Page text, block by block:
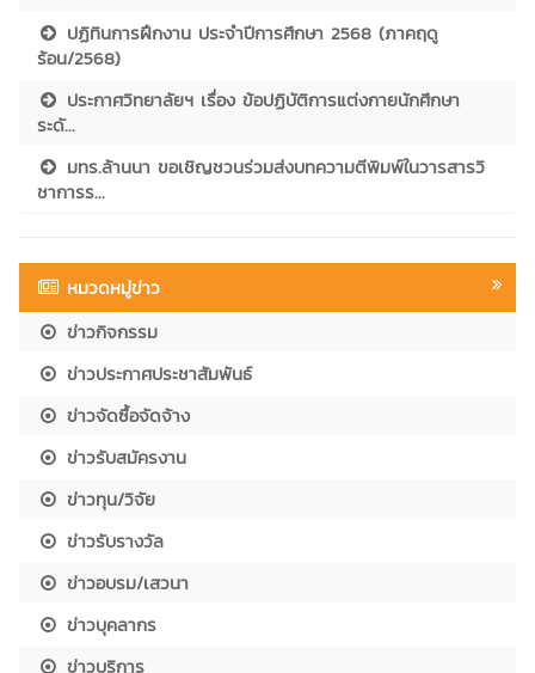
ปฏิทินการฝึกงาน ประจำปีการศึกษา 2568 (ภาคฤดู
ร้อน/2568)
ประกาศวิทยาลัยฯ เรื่อง ข้อปฏิบัติการแต่งกายนักศึกษา
ระดั...
มทร.ล้านนา ขอเชิญชวนร่วมส่งบทความตีพิมพ์ในวารสารวิ
ชาการร...
หมวดหมู่ข่าว
ข่าวกิจกรรม
ข่าวประกาศประชาสัมพันธ์
ข่าวจัดซื้อจัดจ้าง
ข่าวรับสมัครงาน
ข่าวทุน/วิจัย
ข่าวรับรางวัล
ข่าวอบรม/เสวนา
ข่าวบุคลากร
ข่าวบริการ